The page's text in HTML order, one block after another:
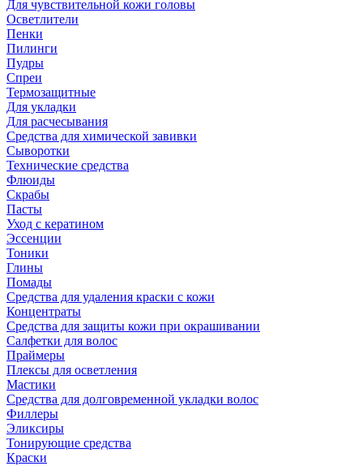
Для чувствительной кожи головы
Осветлители
Пенки
Пилинги
Пудры
Спреи
Термозащитные
Для укладки
Для расчесывания
Средства для химической завивки
Сыворотки
Технические средства
Флюиды
Скрабы
Пасты
Уход с кератином
Эссенции
Тоники
Глины
Помады
Средства для удаления краски с кожи
Концентраты
Средства для защиты кожи при окрашивании
Салфетки для волос
Праймеры
Плексы для осветления
Мастики
Средства для долговременной укладки волос
Филлеры
Эликсиры
Тонирующие средства
Краски